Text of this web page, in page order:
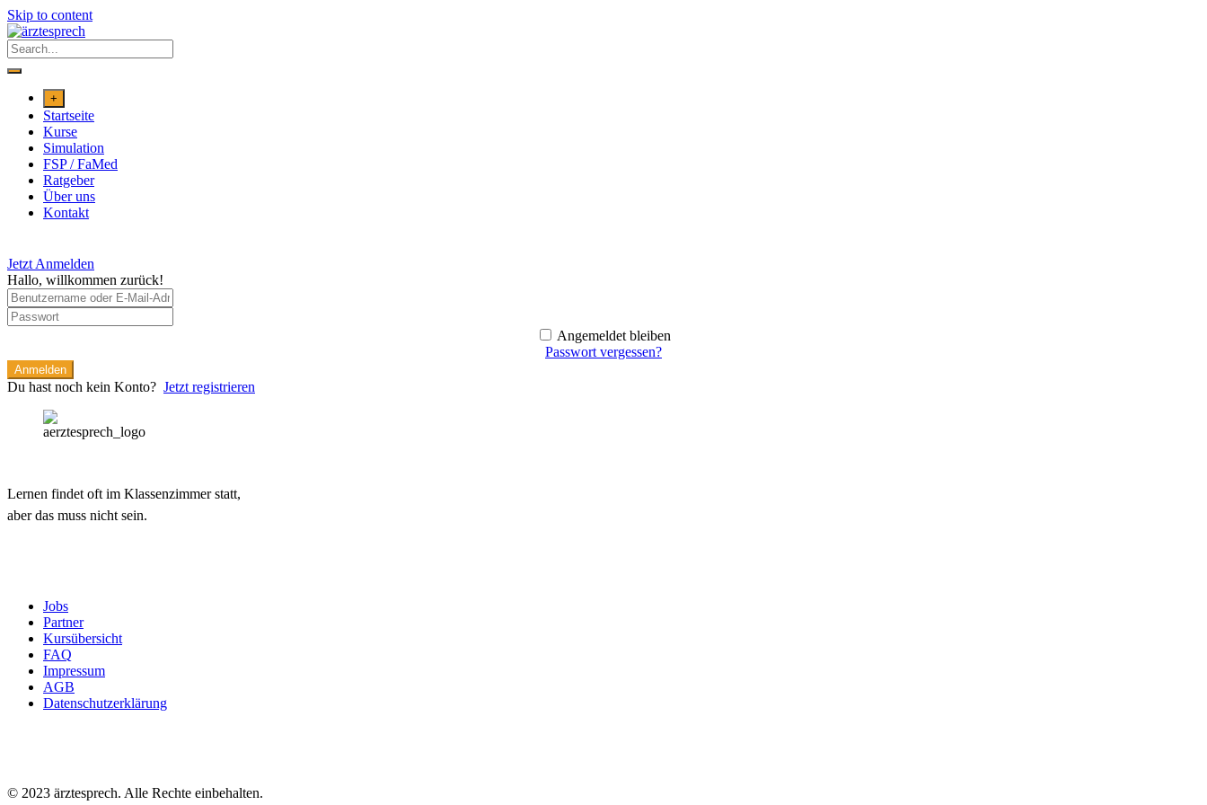
Skip to content
+
Startseite
Kurse
Simulation
FSP / FaMed
Ratgeber
Über uns
Kontakt
Jetzt Anmelden
Hallo, willkommen zurück!
Angemeldet bleiben
Passwort vergessen?
Anmelden
Du hast noch kein Konto? Jetzt registrieren
Lernen findet oft im Klassenzimmer statt,
aber das muss nicht sein.
Jobs
Partner
Kursübersicht
FAQ
Impressum
AGB
Datenschutzerklärung
© 2023 ärztesprech. Alle Rechte einbehalten.